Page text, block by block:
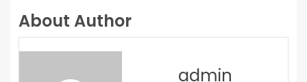
About Author
admin